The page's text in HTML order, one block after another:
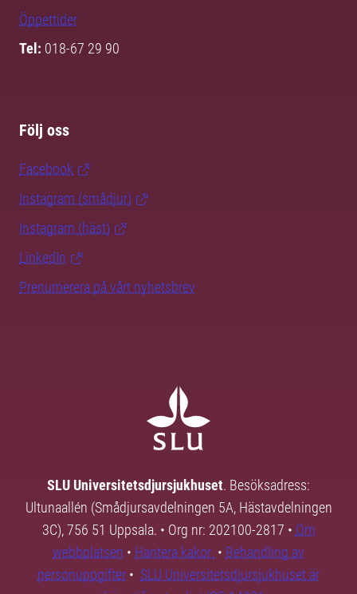
Öppettider
Tel: 018-67 29 90
Följ oss
Facebook
Instagram (smådjur)
Instagram (häst)
LinkedIn
Prenumerera på vårt nyhetsbrev
SLU Universitetsdjursjukhuset. Besöksadress:
Ultunaallén (Smådjursavdelningen 5A, Hästavdelningen
3C), 756 51 Uppsala. • Org nr: 202100-2817 • Om
webbplatsen • Hantera kakor • Behandling av
personuppgifter • SLU Universitetsdjursjukhuset är